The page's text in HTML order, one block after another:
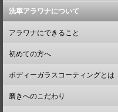
洗車アラワナについて
アラワナにできること
初めての方へ
ボディーガラスコーティングとは
磨きへのこだわり